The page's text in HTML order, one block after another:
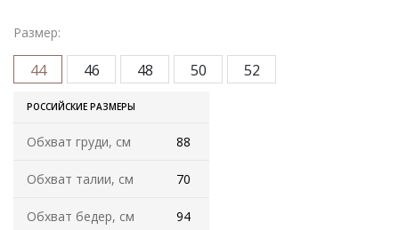
Комплекты женские повседневные
Куртка женская на молнии
Рекомендуем
Футболки и блузки
Размер:
44
РОССИЙСКИЕ РАЗМЕРЫ
Обхват груди, см 88
Обхват талии, см 70
Обхват бедер, см 94
46 48 50 52